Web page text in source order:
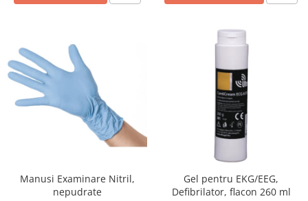
Fundus Camera
Glucometre
Holtere
Incubatoare
Injectomate si infuzomate
Dezinfectare
Lampi de operatie si medicale
Manusi Examinare Nitril,
nepudrate
Gel pentru EKG/EEG,
Defibrilator, flacon 260 ml